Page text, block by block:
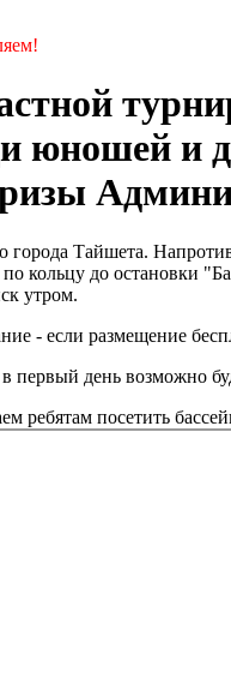
юношей и
города Тайшета.
по кольцу до остановки
утром.
- если размещение
первый день возможно
ребятам посетить